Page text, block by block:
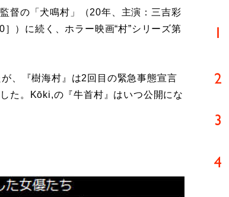
督の「犬鳴村」（20年、主演：三吉彩
）に続く、ホラー映画“村”シリーズ第
、『樹海村』は2回目の緊急事態宣言
た。Kōki,の『牛首村』はいつ公開にな